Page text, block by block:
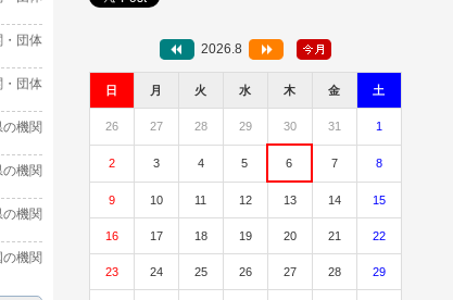
・団体
・団体
の機関
の機関
の機関
の機関
2026.8
日 月 火 水 木 金 土
26 27 28 29 30 31 1
2 3 4 5 6 7 8
9 10 11 12 13 14 15
16 17 18 19 20 21 22
23 24 25 26 27 28 29